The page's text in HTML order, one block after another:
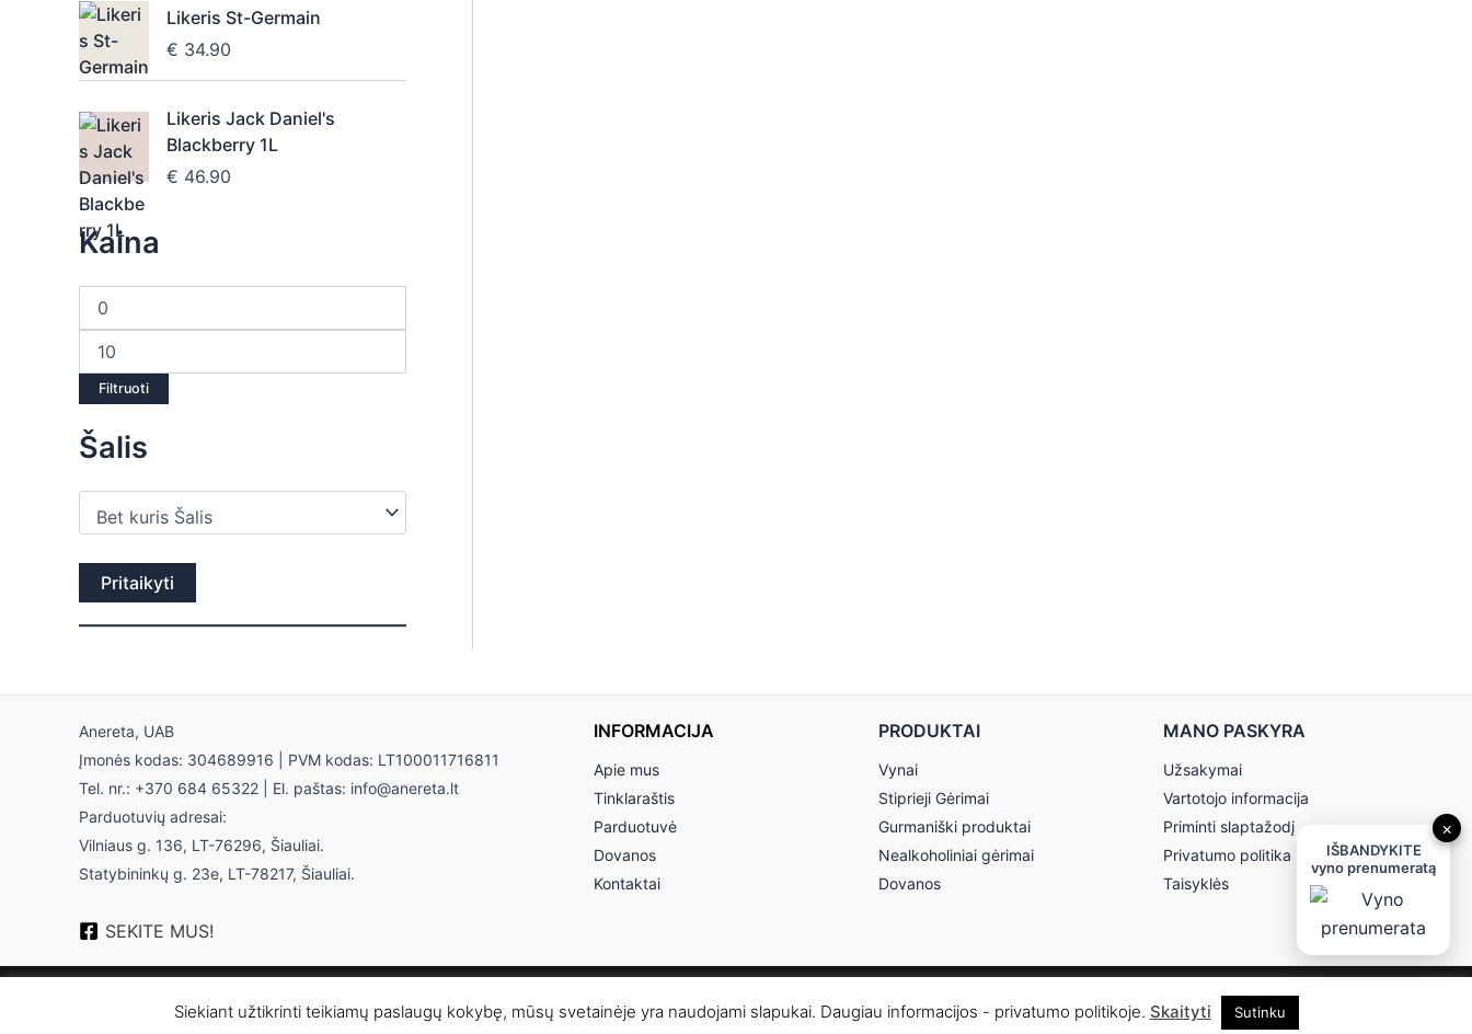
Likeris St-Germain
€ 34.90
Likeris Jack Daniel's
Blackberry 1L
€ 46.90
Kaina
Filtruoti
Šalis
Pritaikyti
Anereta, UAB
Įmonės kodas: 304689916 | PVM kodas: LT100011716811
Tel. nr.: +370 684 65322 | El. paštas: info@anereta.lt
Parduotuvių adresai:
Vilniaus g. 136, LT-76296, Šiauliai.
Statybininkų g. 23e, LT-78217, Šiauliai.
SEKITE MUS!
INFORMACIJA
Apie mus
Tinklaraštis
Parduotuvė
Dovanos
Kontaktai
PRODUKTAI
Vynai
Stiprieji Gėrimai
Gurmaniški produktai
Nealkoholiniai gėrimai
Dovanos
MANO PASKYRA
Užsakymai
Vartotojo informacija
Priminti slaptažodį
Privatumo politika
Taisyklės
© 2026 Anereta - Skonio Namai
Siekiant užtikrinti teikiamų paslaugų kokybę, mūsų svetainėje yra naudojami slapukai. Daugiau informacijos - privatumo politikoje. Skaityti Sutinku
×
IŠBANDYKITE
vyno prenumeratą